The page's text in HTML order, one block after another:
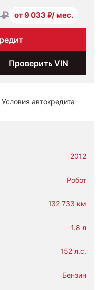
Условия автокредита
2012
Робот
132 733 км
1.8 л
152 л.с.
Бензин
₽ от 9 033 ₽/ мес.
Проверить VIN